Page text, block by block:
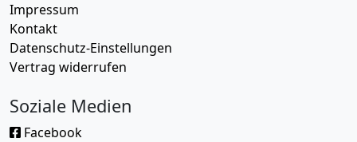
Impressum
Kontakt
Datenschutz-Einstellungen
Vertrag widerrufen
Soziale Medien
Facebook